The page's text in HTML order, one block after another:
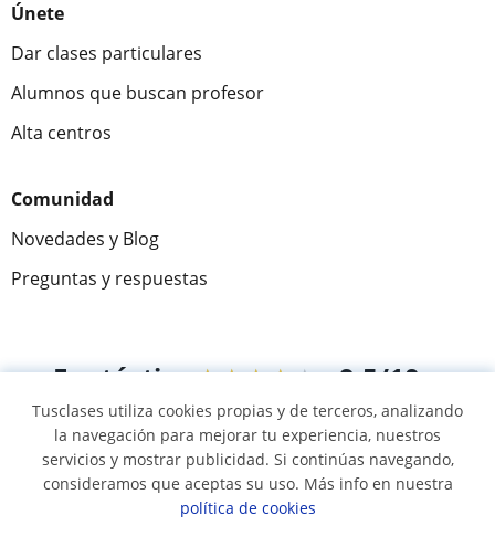
Únete
Dar clases particulares
Alumnos que buscan profesor
Alta centros
Comunidad
Novedades y Blog
Preguntas y respuestas
Fantástica★★★★★ 9,5/10
305883 opiniones de alumnos
© 2007 - 2026 Tusclases.pe
Tusclases utiliza cookies propias y de terceros, analizando
la navegación para mejorar tu experiencia, nuestros
servicios y mostrar publicidad. Si continúas navegando,
consideramos que aceptas su uso. Más info en nuestra
política de cookies